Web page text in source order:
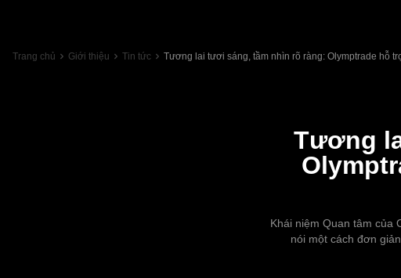
Trang chủ Giới thiệu Tin tức Tương lai tươi sáng, tầm nhìn rõ ràng: Olymptrade hỗ
Tương
Khái niệm Quan tâm của
nói một cách đơn